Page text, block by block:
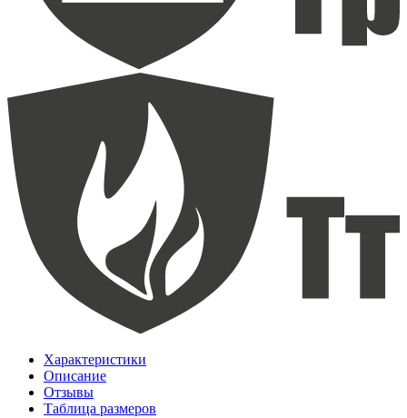
Характеристики
Описание
Отзывы
Таблица размеров